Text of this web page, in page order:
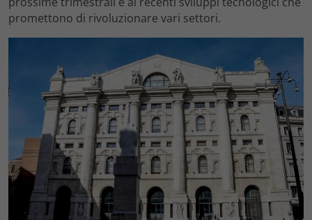
promettono di rivoluzionare vari settori.